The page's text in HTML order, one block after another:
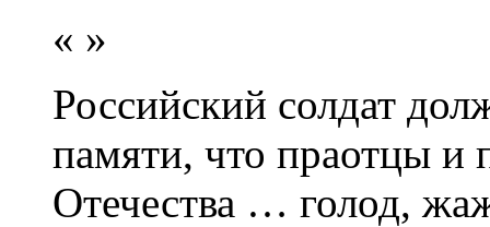
« »
Российский солдат
памяти, что праотцы и
Отечества … голод,